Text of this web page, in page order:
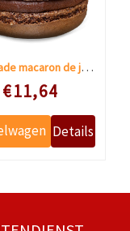
Chocolade macaron de jean-pierre
Speciale prijs
€11,64